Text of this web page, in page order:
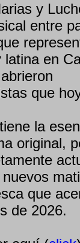
y
entre
en
que
la
original,
que
de 2026.